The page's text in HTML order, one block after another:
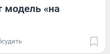
модель «на